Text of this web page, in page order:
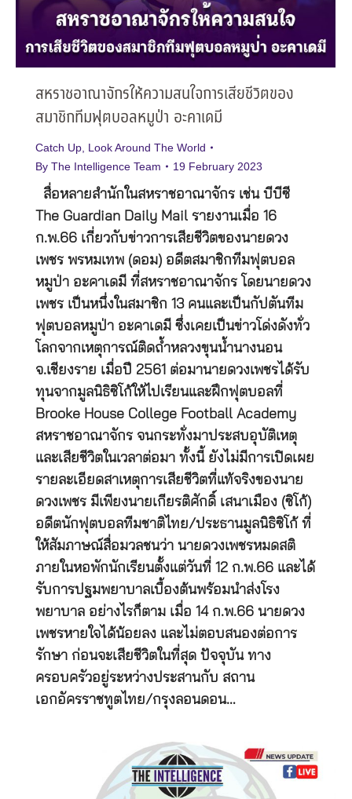
สหราชอาณาจักรให้ความสนใจการเสียชีวิตของ
สมาชิกทีมฟุตบอลหมูป่า อะคาเดมี
Catch Up Look Around The World
By The Intelligence Team 19 February 2023
สื่อหลายสำนักในสหราชอาณาจักร เช่น บีบีซี
The Guardian Daily Mail รายงานเมื่อ 16
ก.พ.66 เกี่ยวกับข่าวการเสียชีวิตของนายดวง
เพชร พรหมเทพ (ดอม) อดีตสมาชิกทีมฟุตบอล
หมูป่า อะคาเดมี ที่สหราชอาณาจักร โดยนายดวง
เพชร เป็นหนึ่งในสมาชิก 13 คนและเป็นกัปตันทีม
ฟุตบอลหมูป่า อะคาเดมี ซึ่งเคยเป็นข่าวโด่งดังทั่ว
โลกจากเหตุการณ์ติดถ้ำหลวงขุนน้ำนางนอน
จ.เชียงราย เมื่อปี 2561 ต่อมานายดวงเพชรได้รับ
ทุนจากมูลนิธิซิโก้ให้ไปเรียนและฝึกฟุตบอลที่
Brooke House College Football Academy
สหราชอาณาจักร จนกระทั่งมาประสบอุบัติเหตุ
และเสียชีวิตในเวลาต่อมา ทั้งนี้ ยังไม่มีการเปิดเผย
รายละเอียดสาเหตุการเสียชีวิตที่แท้จริงของนาย
ดวงเพชร มีเพียงนายเกียรติศักดิ์ เสนาเมือง (ซิโก้)
อดีตนักฟุตบอลทีมชาติไทย/ประธานมูลนิธิซิโก้ ที่
ให้สัมภาษณ์สื่อมวลชนว่า นายดวงเพชรหมดสติ
ภายในหอพักนักเรียนตั้งแต่วันที่ 12 ก.พ.66 และได้
รับการปฐมพยาบาลเบื้องต้นพร้อมนำส่งโรง
พยาบาล อย่างไรก็ตาม เมื่อ 14 ก.พ.66 นายดวง
เพชรหายใจได้น้อยลง และไม่ตอบสนองต่อการ
รักษา ก่อนจะเสียชีวิตในที่สุด ปัจจุบัน ทาง
ครอบครัวอยู่ระหว่างประสานกับ สถาน
เอกอัครราชทูตไทย/กรุงลอนดอน…